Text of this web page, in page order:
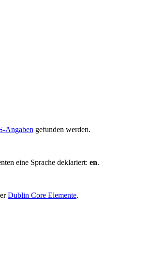
Angaben gefunden werden.
eine Sprache deklariert: en.
Dublin Core Elemente.